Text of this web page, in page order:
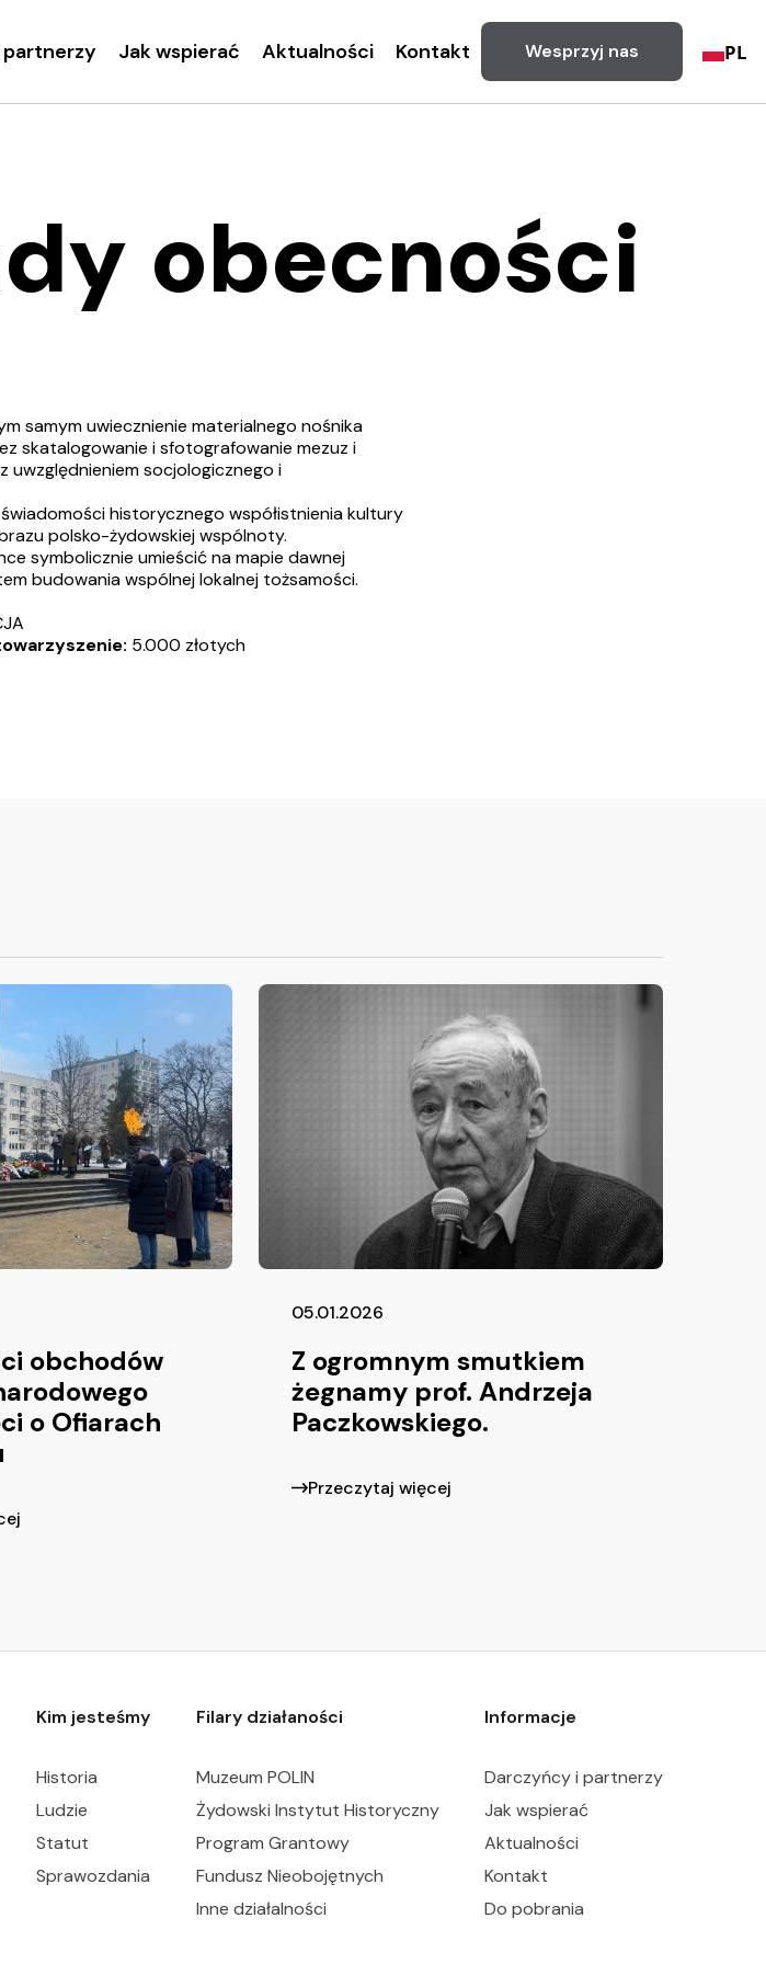
Jak wspierać Aktualności Kontakt Wesprzyj nas PL
obecności
samym uwiecznienie materialnego nośnika
skatalogowanie i sfotografowanie mezuz i
uwzględnieniem socjologicznego i
historycznego współistnienia kultury
polsko-żydowskiej wspólnoty.
symbolicznie umieścić na mapie dawnej
budowania wspólnej lokalnej tożsamości.
5.000 złotych
obchodów
o Ofiarach
05.01.2026
Z ogromnym smutkiem
żegnamy prof. Andrzeja
Paczkowskiego.
Przeczytaj więcej
Kim jesteśmy
Historia
Ludzie
Statut
Sprawozdania
Filary działaności
Muzeum POLIN
Żydowski Instytut Historyczny
Program Grantowy
Fundusz Nieobojętnych
Inne działalności
Informacje
Darczyńcy i partnerzy
Jak wspierać
Aktualności
Kontakt
Do pobrania